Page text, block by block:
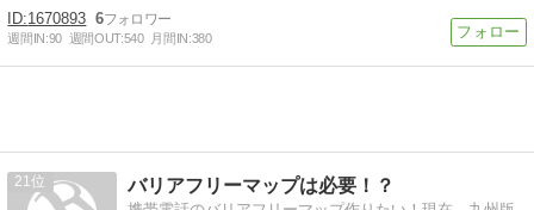
1670893 6
週間IN:90 週間OUT:540 月間IN:380
21 バリアフリーマップは必要！？